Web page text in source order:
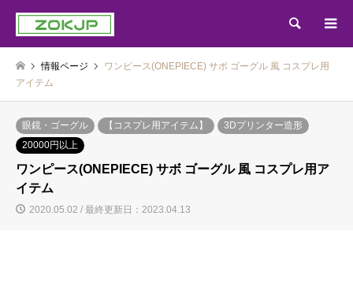
検索
情報ページ
ワンピース(ONEPIECE) サボ ゴーグル 風 コスプレ用
アイテム
眼鏡・ゴーグル 【コスプレ用アイテム】
3Dプリンター造形
20000円以上
ワンピース(ONEPIECE) サボ ゴーグル 風 コスプレ用ア
イテム
2020.05.02 / 最終更新日：2023.04.13